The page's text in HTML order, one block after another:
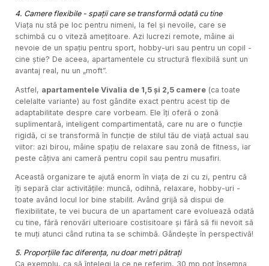
4. Camere flexibile - spații care se transformă odată cu tine
Viața nu stă pe loc pentru nimeni, la fel și nevoile, care se
schimbă cu o viteză amețitoare. Azi lucrezi remote, mâine ai
nevoie de un spațiu pentru sport, hobby-uri sau pentru un copil -
cine știe? De aceea, apartamentele cu structură flexibilă sunt un
avantaj real, nu un „moft”.
Astfel, apartamentele Vivalia de 1,5 și 2,5 camere(ca toate
celelalte variante) au fost gândite exact pentru acest tip de
adaptabilitate despre care vorbeam. Ele îți oferă o zonă
suplimentară, inteligent compartimentată, care nu are o funcție
rigidă, ci se transformă în funcție de stilul tău de viață actual sau
viitor: azi birou, mâine spațiu de relaxare sau zonă de fitness, iar
peste câțiva ani cameră pentru copil sau pentru musafiri.
Această organizare te ajută enorm în viața de zi cu zi, pentru că
îți separă clar activitățile: muncă, odihnă, relaxare, hobby-uri -
toate având locul lor bine stabilit. Având grijă să dispui de
flexibilitate, te vei bucura de un apartament care evoluează odată
cu tine, fără renovări ulterioare costisitoare și fără să fii nevoit să
te muți atunci când rutina ta se schimbă. Gândește în perspectivă!
5. Proporțiile fac diferența, nu doar metri pătrați
Ca exemplu, ca să înțelegi la ce ne referim, 30 mp pot însemna